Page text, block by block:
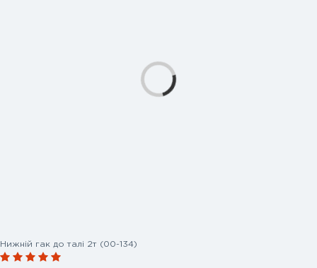
Нижній гак до талі 2т (00-134)